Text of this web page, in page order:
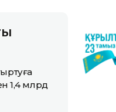
1,4 млрд